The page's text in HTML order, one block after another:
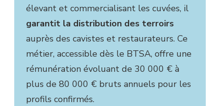
élevant et commercialisant les cuvées, il
garantit la distribution des terroirs
auprès des cavistes et restaurateurs. Ce
métier, accessible dès le BTSA, offre une
rémunération évoluant de 30 000 € à
plus de 80 000 € bruts annuels pour les
profils confirmés.